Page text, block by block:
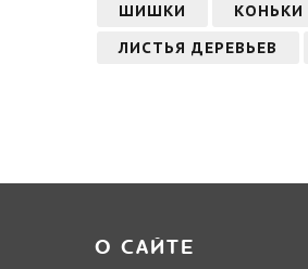
ШИШКИ
КОНЬКИ
ЛИСТЬЯ ДЕРЕВЬЕВ
О САЙТЕ